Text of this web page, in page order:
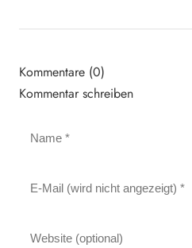
Kommentare (0)
Kommentar schreiben